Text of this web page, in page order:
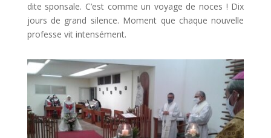
dite sponsale. C’est comme un voyage de noces ! Dix
jours de grand silence. Moment que chaque nouvelle
professe vit intensément.